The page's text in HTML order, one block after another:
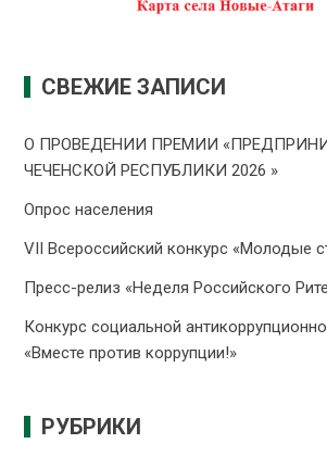
СВЕЖИЕ ЗАПИСИ
О ПРОВЕДЕНИИ ПРЕMИИ
ЧЕЧЕНСКОЙ РЕСПУБЛИКИ 2026 »
Опрос населения
VII Всероссийский конкурс «Молодые
Пресс-релиз «Неделя Российского
Конкурс социальной
«Вместе против коррупции!»
РУБРИКИ